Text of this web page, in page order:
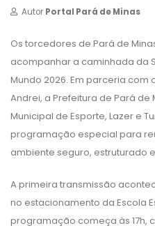
Autor Portal Pará de Minas
Os torcedores de Pará de
acompanhar a caminhada da
Mundo 2026. Em parceria
Andrei, a Prefeitura de Pará
Municipal de Esporte, Lazer e
programação especial para
ambiente seguro, estruturado
A primeira transmissão
no estacionamento da Escola
programação começa às 17h,